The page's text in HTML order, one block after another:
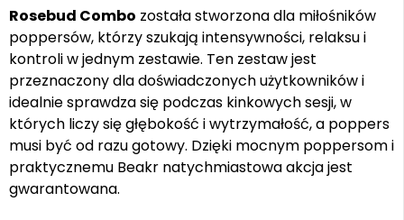
Rosebud Combo została stworzona dla miłośników
poppersów, którzy szukają intensywności, relaksu i
kontroli w jednym zestawie. Ten zestaw jest
przeznaczony dla doświadczonych użytkowników i
idealnie sprawdza się podczas kinkowych sesji, w
których liczy się głębokość i wytrzymałość, a poppers
musi być od razu gotowy. Dzięki mocnym poppersom i
praktycznemu Beakr natychmiastowa akcja jest
gwarantowana.